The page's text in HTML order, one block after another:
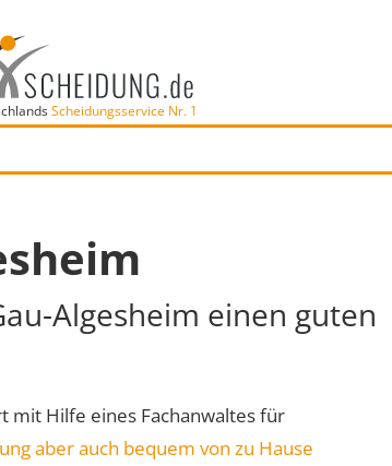
Scheidungsservice Nr. 1
Algesheim einen guten
mit Hilfe eines Fachanwaltes für
aber auch bequem von zu Hause